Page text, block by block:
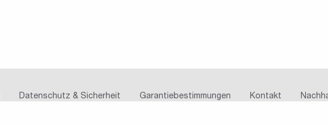
Datenschutz & Sicherheit Garantiebestimmungen Kontakt